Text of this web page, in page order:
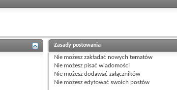
Zasady postowania
Nie możeszzakładać nowych tematów
Nie możeszpisać wiadomości
Nie możeszdodawać załączników
Nie możeszedytować swoich postów